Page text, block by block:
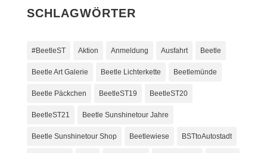
SCHLAGWÖRTER
#BeetleST Aktion Anmeldung Ausfahrt Beetle
Beetle Art Galerie Beetle Lichterkette Beetlemünde
Beetle Päckchen BeetleST19 BeetleST20
BeetleST21 Beetle Sunshinetour Jahre
Beetle Sunshinetour Shop Beetlewiese BSTtoAutostadt